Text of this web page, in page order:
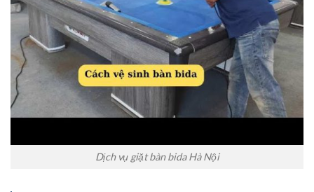
Dịch vụ giặt bàn bida Hà Nội